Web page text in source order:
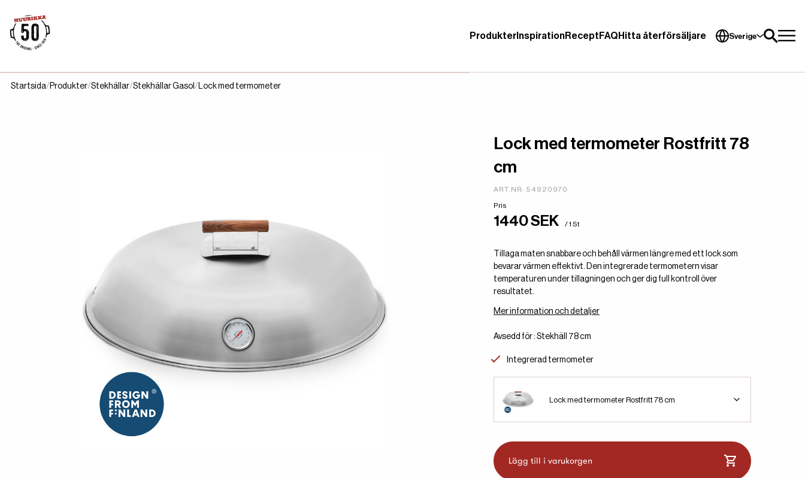
ProdukterInspirationRecept FAQ Hitta återförsäljare Sverige
Startsida Produkter Stekhällar Stekhällar Gasol Lock med termometer
Lock med termometer Rostfritt 78
cm
ART.NR: 54920970
Pris
1440 SEK / 1 St
Tillaga maten snabbare och behåll värmen längre med ett lock som
bevarar värmen effektivt. Den integrerade termometern visar
temperaturen under tillagningen och ger dig full kontroll över
resultatet.
Mer information och detaljer
Avsedd för : Stekhäll 78 cm
Integrerad termometer
Lock med termometer Rostfritt 78 cm
Lägg till i varukorgen